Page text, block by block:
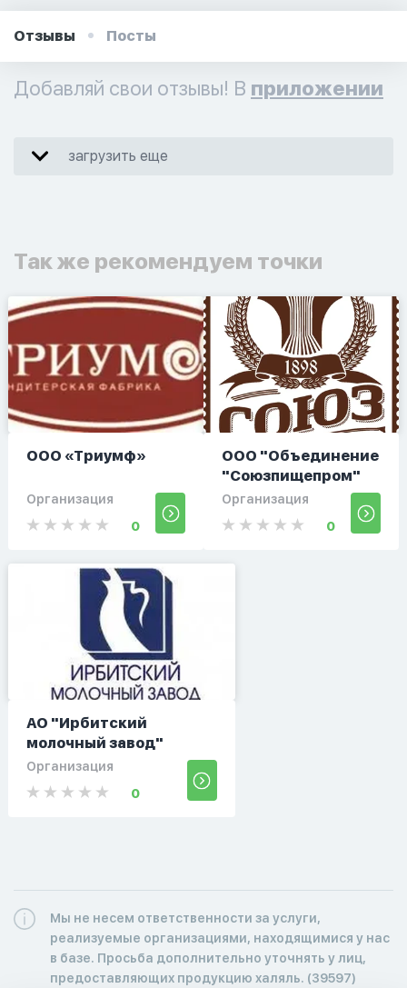
Отзывы Посты
Добавляй свои отзывы! В приложении
загрузить еще
Так же рекомендуем точки
ООО «Триумф»
Организация
0
ООО "Объединение
"Союзпищепром"
Организация
0
АО "Ирбитский
молочный завод"
Организация
0
Мы не несем ответственности за услуги,
реализуемые организациями, находящимися у нас
в базе. Просьба дополнительно уточнять у лиц,
предоставляющих продукцию халяль. (39597)